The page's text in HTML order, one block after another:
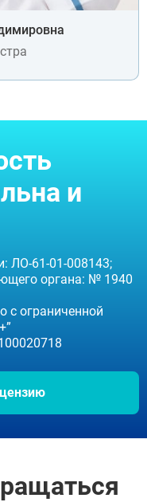
и
ЛО-61-01-008143;
органа: № 1940
с ограниченной